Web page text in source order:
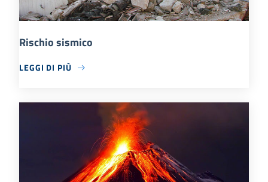
Rischio sismico
LEGGI DI PIÙ